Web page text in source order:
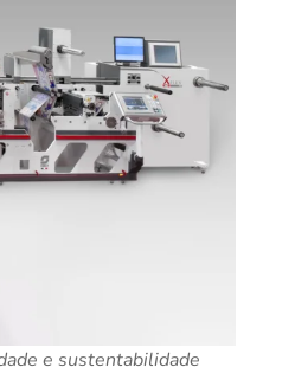
e sustentabilidade